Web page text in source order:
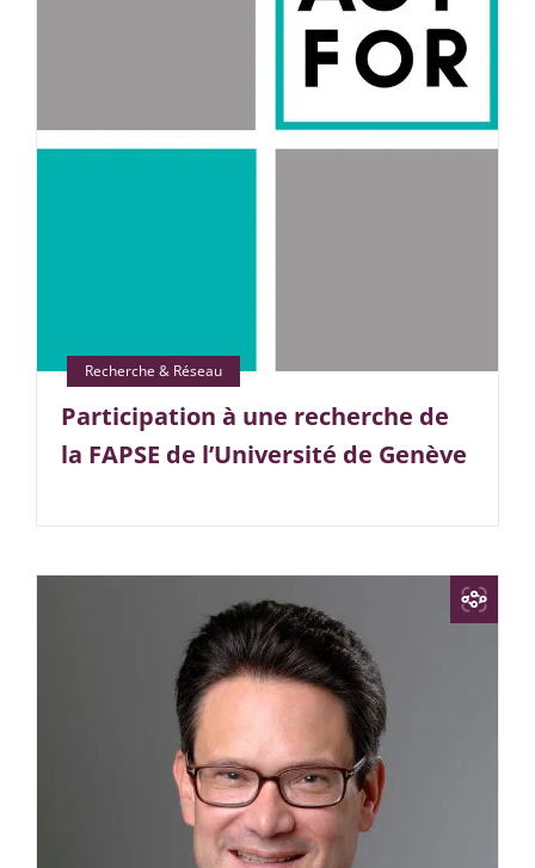
Participation à une recherche de
la FAPSE de l’Université de Genève